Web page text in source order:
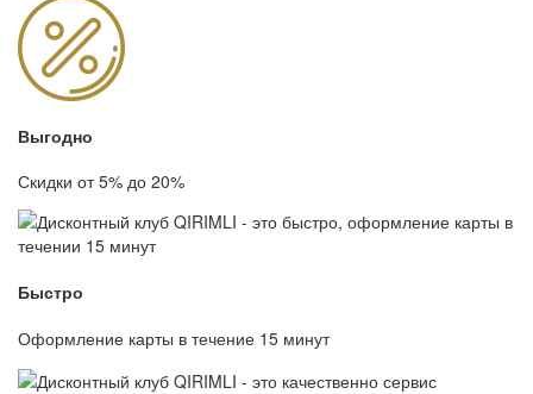
Выгодно
Скидки от 5% до 20%
Быстро
Оформление карты в течение 15 минут